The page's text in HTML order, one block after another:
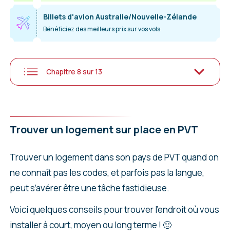
Billets d'avion Australie/Nouvelle-Zélande
Bénéficiez des meilleurs prix sur vos vols
Chapitre 8 sur 13
Trouver un logement sur place en PVT
Trouver un logement dans son pays de PVT quand on
ne connaît pas les codes, et parfois pas la langue,
peut s’avérer être une tâche fastidieuse.
Voici quelques conseils pour trouver l’endroit où vous
installer à court, moyen ou long terme ! 🙂